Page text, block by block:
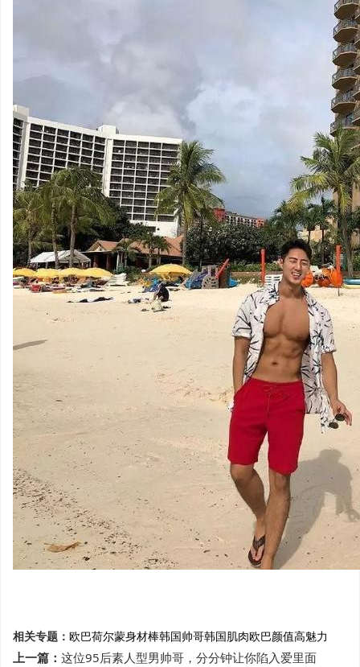
相关专题： 欧巴荷尔蒙身材棒韩国帅哥韩国肌肉欧巴颜值高魅力
上一篇： 这位95后素人型男帅哥，分分钟让你陷入爱里面